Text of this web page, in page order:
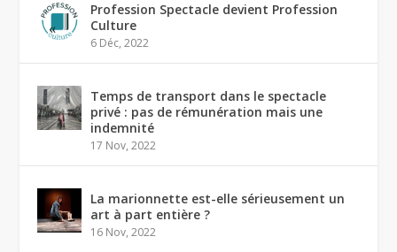
Profession Spectacle devient Profession
Culture
6 Déc, 2022
Temps de transport dans le spectacle
privé : pas de rémunération mais une
indemnité
17 Nov, 2022
La marionnette est-elle sérieusement un
art à part entière ?
16 Nov, 2022